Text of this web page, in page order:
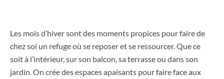
Les mois d’hiver sont des moments propices pour faire de
chez soi un refuge où se reposer et se ressourcer. Que ce
soit à l’intérieur, sur son balcon, sa terrasse ou dans son
jardin. On crée des espaces apaisants pour faire face aux